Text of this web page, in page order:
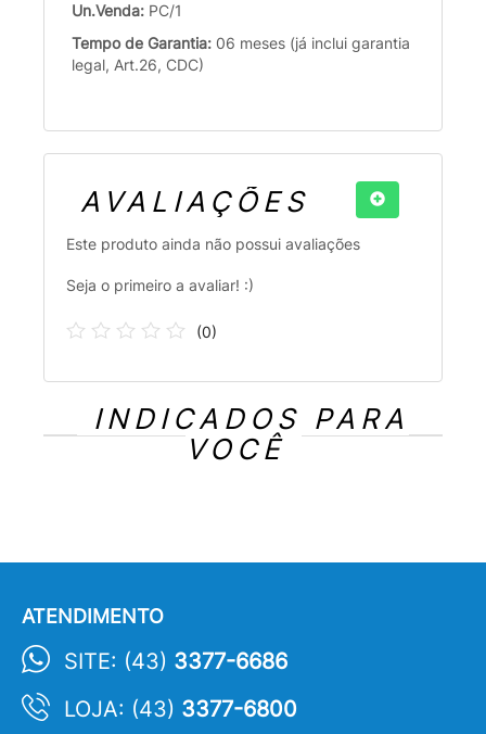
Un.Venda: PC/1
Tempo de Garantia: 06 meses (já inclui garantia
legal, Art.26, CDC)
AVALIAÇÕES
Este produto ainda não possui avaliações
Seja o primeiro a avaliar! :)
(0)
INDICADOS PARA
VOCÊ
ATENDIMENTO
SITE: (43) 3377-6686
LOJA: (43) 3377-6800